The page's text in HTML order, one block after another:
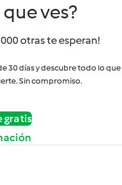
ves?
otras te esperan!
30 días y descubre todo lo que
Sin compromiso.
gratis